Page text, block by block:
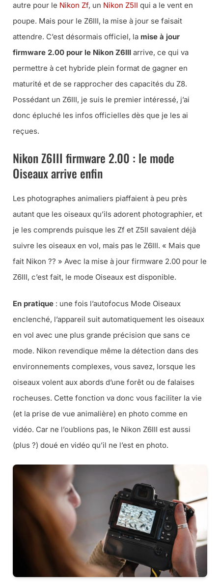
autre pour le Nikon Zf, un Nikon Z5II qui a le vent en
poupe. Mais pour le Z6III, la mise à jour se faisait
attendre. C’est désormais officiel, la mise à jour
firmware 2.00 pour le Nikon Z6III arrive, ce qui va
permettre à cet hybride plein format de gagner en
maturité et de se rapprocher des capacités du Z8.
Possédant un Z6III, je suis le premier intéressé, j’ai
donc épluché les infos officielles dès que je les ai
reçues.
Nikon Z6III firmware 2.00 : le mode
Oiseaux arrive enfin
Les photographes animaliers piaffaient à peu près
autant que les oiseaux qu’ils adorent photographier, et
je les comprends puisque les Zf et Z5II savaient déjà
suivre les oiseaux en vol, mais pas le Z6III. « Mais que
fait Nikon ?? » Avec la mise à jour firmware 2.00 pour le
Z6III, c’est fait, le mode Oiseaux est disponible.
En pratique : une fois l’autofocus Mode Oiseaux
enclenché, l’appareil suit automatiquement les oiseaux
en vol avec une plus grande précision que sans ce
mode. Nikon revendique même la détection dans des
environnements complexes, vous savez, lorsque les
oiseaux volent aux abords d’une forêt ou de falaises
rocheuses. Cette fonction va donc vous faciliter la vie
(et la prise de vue animalière) en photo comme en
vidéo. Car ne l’oublions pas, le Nikon Z6III est aussi
(plus ?) doué en vidéo qu’il ne l’est en photo.